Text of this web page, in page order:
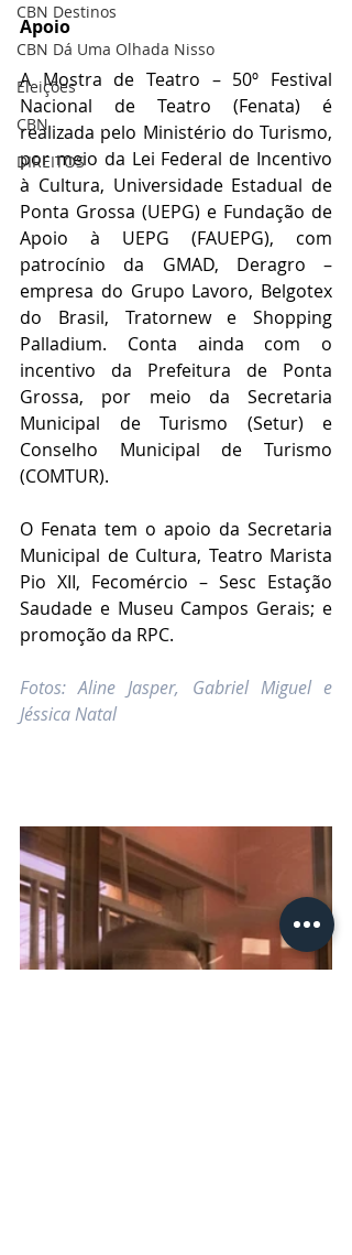
CBN Destinos
CBN Dá Uma Olhada Nisso
Eleições
CBN
DIREITOS
Apoio
A Mostra de Teatro – 50º Festival
Nacional de Teatro (Fenata) é
realizada pelo Ministério do Turismo,
por meio da Lei Federal de Incentivo
à Cultura, Universidade Estadual de
Ponta Grossa (UEPG) e Fundação de
Apoio à UEPG (FAUEPG), com
patrocínio da GMAD, Deragro –
empresa do Grupo Lavoro, Belgotex
do Brasil, Tratornew e Shopping
Palladium. Conta ainda com o
incentivo da Prefeitura de Ponta
Grossa, por meio da Secretaria
Municipal de Turismo (Setur) e
Conselho Municipal de Turismo
(COMTUR).
O Fenata tem o apoio da Secretaria
Municipal de Cultura, Teatro Marista
Pio XII, Fecomércio – Sesc Estação
Saudade e Museu Campos Gerais; e
promoção da RPC.
Fotos: Aline Jasper, Gabriel Miguel e
Jéssica Natal